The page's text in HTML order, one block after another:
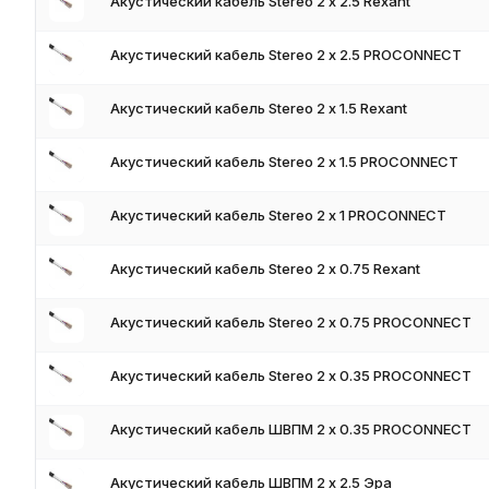
Для получения актуальных цен и наличия на складе
Акустический кабель Stereo 2 х 2.5 PROCONNECT
Акустический кабель Stereo 2 х 1.5 Rexant
Акустический кабель Stereo 2 х 1.5 PROCONNECT
Акустический кабель Stereo 2 х 1 PROCONNECT
Акустический кабель Stereo 2 х 0.75 Rexant
Акустический кабель Stereo 2 х 0.75 PROCONNECT
Акустический кабель Stereo 2 х 0.35 PROCONNECT
Акустический кабель ШВПМ 2 х 0.35 PROCONNECT
Акустический кабель ШВПМ 2 х 2.5 Эра